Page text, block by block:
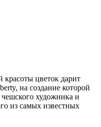
цветок дарит
на создание которой
художника и
из самых известных